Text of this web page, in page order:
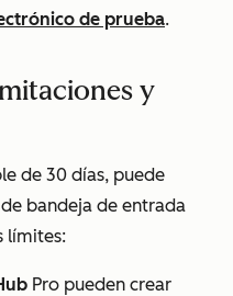
de prueba.
y
de 30 días, puede
bandeja de entrada
límites:
Pro pueden crear